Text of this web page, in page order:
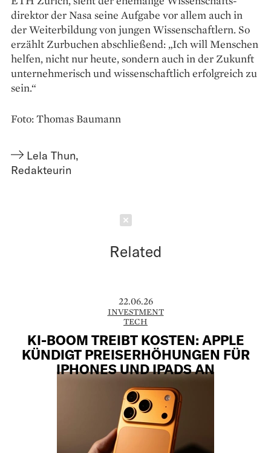
direktor der Nasa seine Aufgabe vor allem auch in
der Weiterbildung von jungen Wissenschaftlern. So
erzählt Zurbuchen abschließend: „Ich will Menschen
helfen, nicht nur heute, sondern auch in der Zukunft
unternehmerisch und wissen­schaftlich ­erfolgreich zu
sein.“
Foto: Thomas Baumann
Lela Thun,
Redakteurin
Related
22.06.26
INVESTMENT
TECH
KI-BOOM TREIBT KOSTEN: APPLE
KÜNDIGT PREISERHÖHUNGEN FÜR
IPHONES UND IPADS AN